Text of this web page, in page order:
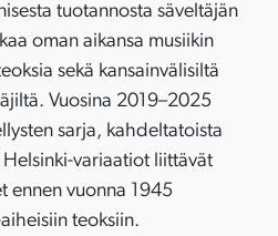
tuotannosta säveltäjän
oman aikansa musiikin
sekä kansainvälisiltä
Vuosina 2019–2025
sarja, kahdeltatoista
variaatiot liittävät
ennen vuonna 1945
teoksiin.